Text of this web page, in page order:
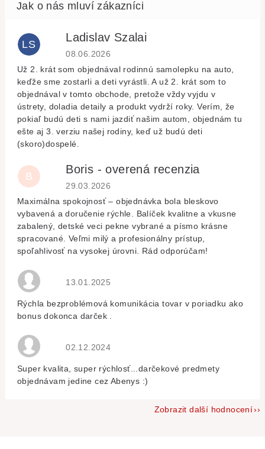
LS
Ladislav Szalai
Hodnocení obchodu je 5 z 5 hvězdiček.
08.06.2026
Už 2. krát som objednával rodinnú samolepku na auto,
keďže sme zostarli a deti vyrástli. A už 2. krát som to
objednával v tomto obchode, pretože vždy vyjdu v
ústrety, doladia detaily a produkt vydrží roky. Verím, že
pokiaľ budú deti s nami jazdiť našim autom, objednám tu
ešte aj 3. verziu našej rodiny, keď už budú deti
(skoro)dospelé.
B
Boris - overená recenzia
Hodnocení obchodu je 5 z 5 hvězdiček.
29.03.2026
Maximálna spokojnosť – objednávka bola bleskovo
vybavená a doručenie rýchle. Balíček kvalitne a vkusne
zabalený, detské veci pekne vybrané a písmo krásne
spracované. Veľmi milý a profesionálny prístup,
spoľahlivosť na vysokej úrovni. Rád odporúčam!
Hodnocení obchodu je 5 z 5 hvězdiček.
13.01.2025
Rýchla bezproblémová komunikácia tovar v poriadku ako
bonus dokonca darček .
Hodnocení obchodu je 5 z 5 hvězdiček.
02.12.2024
Super kvalita, super rýchlosť...darčekové predmety
objednávam jedine cez Abenys :)
Zobrazit další hodnocení